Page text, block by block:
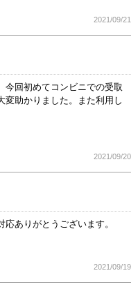
2021/09/21
今回初めてコンビニでの受取
変助かりました。また利用し
2021/09/20
ありがとうございます。
2021/09/19